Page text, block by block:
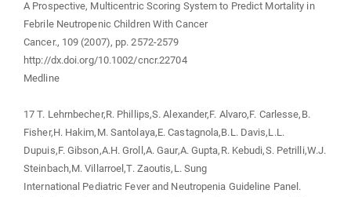
A Prospective, Multicentric Scoring System to Predict Mortality in
Febrile Neutropenic Children With Cancer
Cancer., 109 (2007), pp. 2572-2579
http://dx.doi.org/10.1002/cncr.22704
Medline
17 T. Lehrnbecher,R. Phillips,S. Alexander,F. Alvaro,F. Carlesse,B.
Fisher,H. Hakim,M. Santolaya,E. Castagnola,B.L. Davis,L.L.
Dupuis,F. Gibson,A.H. Groll,A. Gaur,A. Gupta,R. Kebudi,S. Petrilli,W.J.
Steinbach,M. Villarroel,T. Zaoutis,L. Sung
International Pediatric Fever and Neutropenia Guideline Panel.